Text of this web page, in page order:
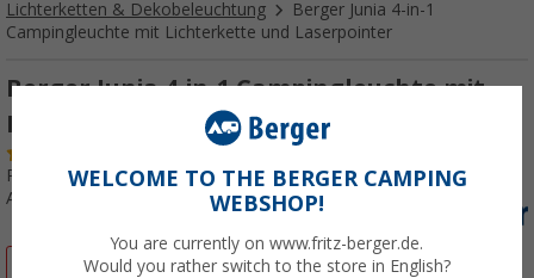
Lichterketten & Dekobeleuchtung
Berger Junia 4-in-1
Campingleuchte mit Lichterkette und Laserpointer
Berger Junia 4-in-1 Campingleuchte mit
Lichterkette und Laserpointer
Produkttester:Sehr gut
Art.-Nr.: 510969
WELCOME TO THE BERGER CAMPING
WEBSHOP!
You are currently on www.fritz-berger.de.
Would you rather switch to the store in English?